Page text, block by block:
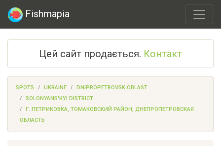
Fishmapia
Цей сайт продається. Контакт
SPOTS UKRAINE
DNIPROPETROVSK OBLAST
SOLONYANS'KYI DISTRICT
Г. ПЕТРИКОВКА, ТОМАКОВСКИЙ РАЙОН, ДНЕПРОПЕТРОВСКАЯ
ОБЛАСТЬ